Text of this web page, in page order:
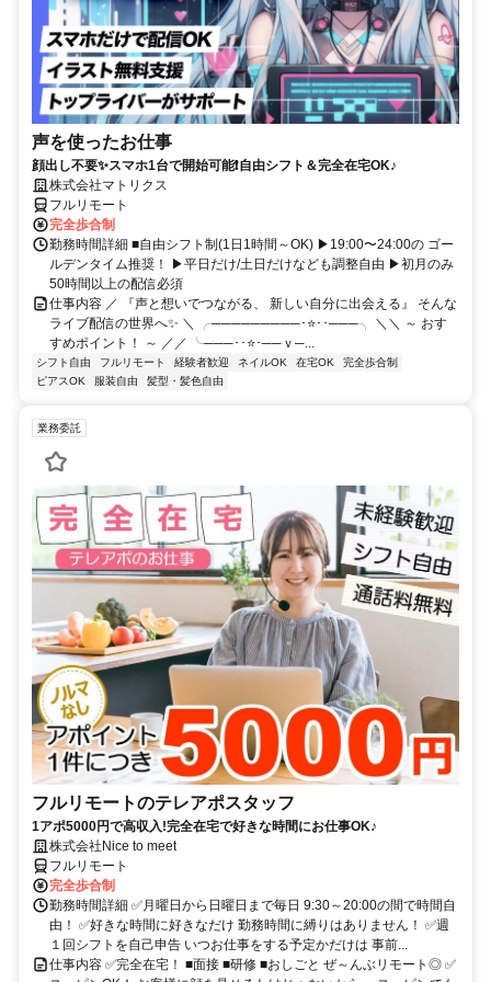
声を使ったお仕事
顔出し不要✨スマホ1台で開始可能❗自由シフト＆完全在宅OK♪
株式会社マトリクス
フルリモート
完全歩合制
勤務時間詳細 ■自由シフト制(1日1時間～OK) ▶19:00〜24:00の ゴー
ルデンタイム推奨！ ▶平日だけ/土日だけなども調整自由 ▶初月のみ
50時間以上の配信必須
仕事内容 ／ 『声と想いでつながる、 新しい自分に出会える』 そんな
ライブ配信の世界へ✨ ＼ ╭─────────･⭐･･───╮ ＼＼ ～ おす
すめポイント！ ～ ／／ ╰───･･⭐･──ｖ─...
シフト自由 フルリモート 経験者歓迎 ネイルOK 在宅OK
完全歩合制
ピアスOK
服装自由 髪型・髪色自由
業務委託
フルリモートのテレアポスタッフ
1アポ5000円で高収入!完全在宅で好きな時間にお仕事OK♪
株式会社Nice to meet
フルリモート
完全歩合制
勤務時間詳細 ✅月曜日から日曜日まで毎日 9:30～20:00の間で時間自
由！ ✅好きな時間に好きなだけ 勤務時間に縛りはありません！ ✅週
１回シフトを自己申告 いつお仕事をする予定かだけは 事前...
仕事内容 ✅完全在宅！ ■面接 ■研修 ■おしごと ぜ～んぶリモート◎ ✅